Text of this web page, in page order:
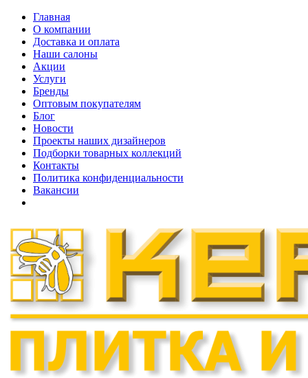
Главная
О компании
Доставка и оплата
Наши cалоны
Акции
Услуги
Бренды
Оптовым покупателям
Блог
Новости
Проекты наших дизайнеров
Подборки товарных коллекций
Контакты
Политика конфиденциальности
Вакансии